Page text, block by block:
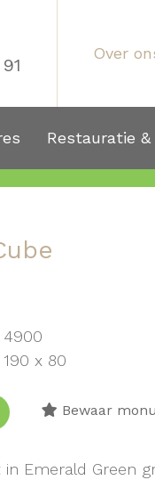
Over
Restauratie
4900
190 x 80
Bewaar
Emerald Green